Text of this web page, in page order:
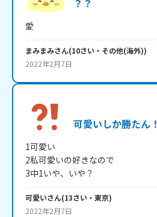
？？
愛
まみまみさん(10さい・ その他(海外))
2022年2月7日
可愛いしか勝たん！
1可愛い
2私可愛いの好きなので
3中1いや、いや？
可愛いさん(13さい・ 東京)
2022年2月7日